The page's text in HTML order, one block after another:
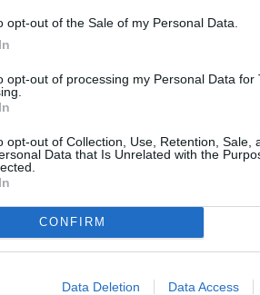
opt-out of the Sale of my Personal Data.
opt-out of processing my Personal Data for
opt-out of Collection, Use, Retention, Sale,
Data that Is Unrelated with the
CONFIRM
Data Deletion Data Access
fâcher .La Pologne est a la botte des
contre le méchant Russe oblique ce
eux ….
, pas d’un achat , donc Boeing ne